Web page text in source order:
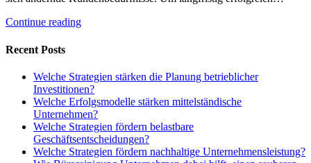
Continue reading
Recent Posts
Welche Strategien stärken die Planung betrieblicher
Investitionen?
Welche Erfolgsmodelle stärken mittelständische
Unternehmen?
Welche Strategien fördern belastbare
Geschäftsentscheidungen?
Welche Strategien fördern nachhaltige Unternehmensleistung?